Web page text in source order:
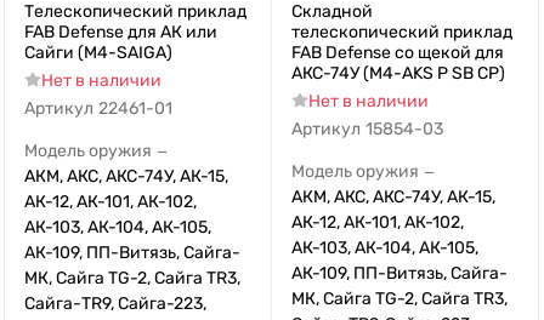
Телескопический приклад
FAB Defense для АК или
Сайги (M4-SAIGA)
Нет в наличии
Артикул 22461-01
Модель оружия —
АКМ, АКС, АКС-74У, АК-15,
АК-12, АК-101, АК-102,
АК-103, АК-104, АК-105,
АК-109, ПП-Витязь, Сайга-
МК, Сайга TG-2, Сайга TR3,
Сайга-TR9, Сайга-223,
Складной
телескопический приклад
FAB Defense со щекой для
АКС-74У (M4-AKS P SB CP)
Нет в наличии
Артикул 15854-03
Модель оружия —
АКМ, АКС, АКС-74У, АК-15,
АК-12, АК-101, АК-102,
АК-103, АК-104, АК-105,
АК-109, ПП-Витязь, Сайга-
МК, Сайга TG-2, Сайга TR3,